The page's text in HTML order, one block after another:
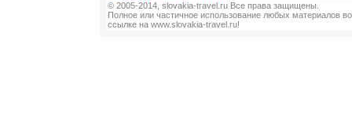
© 2005-2014, slovakia-travel.ru Все права защищены.
Полное или частичное использование любых материалов
ссылке на www.slovakia-travel.ru!